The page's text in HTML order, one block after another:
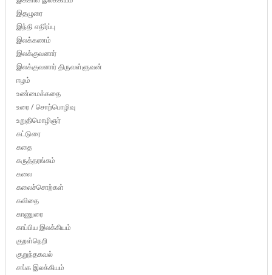
இதழுரை
இந்தி எதிர்ப்பு
இலக்கணம்
இலக்குவனார்
இலக்குவனார் திருவள்ளுவன்
ஈழம்
உண்மைக்கதை
உரை / சொற்பொழிவு
உறுதிமொழிஞர்
கட்டுரை
கதை
கருத்தரங்கம்
கலை
கலைச்சொற்கள்
கவிதை
காணுரை
காப்பிய இலக்கியம்
குறள்நெறி
குறுந்தகவல்
சங்க இலக்கியம்